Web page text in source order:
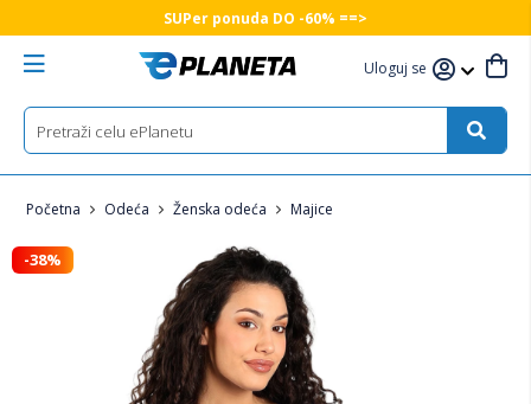
SUPer ponuda DO -60% ==>
Uloguj se
Početna Odeća Ženska odeća Majice
-38%